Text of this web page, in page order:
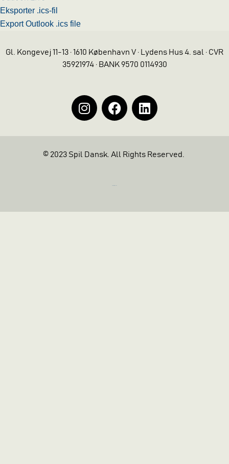
Eksporter .ics-fil
Export Outlook .ics file
Gl. Kongevej 11-13 · 1610 København V · Lydens Hus 4. sal · CVR
35921974 · BANK 9570 0114930
© 2023 Spil Dansk. All Rights Reserved.